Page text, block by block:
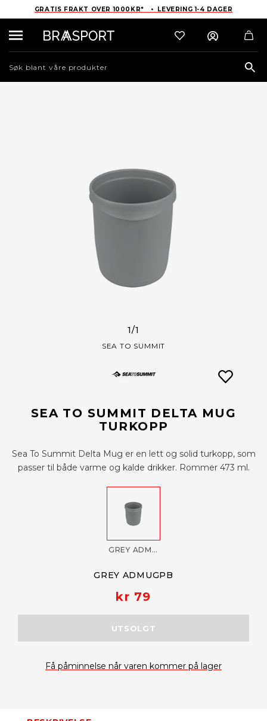
GRATIS FRAKT OVER 1000KR* • LEVERING 1-4 DAGER
1/1
SEA TO SUMMIT
SEA TO SUMMIT DELTA MUG
TURKOPP
Sea To Summit Delta Mug er en lett og solid turkopp, som
passer til både varme og kalde drikker. Rommer 473 ml.
GREY ADMUGPB
GREY ADMUGPB
kr 79
UTSOLGT
Få påminnelse når varen kommer på lager